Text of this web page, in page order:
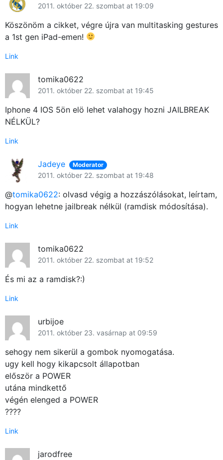
2011. október 22. szombat at 19:09
Köszönöm a cikket, végre újra van multitasking gestures
a 1st gen iPad-emen!
Link
tomika0622
2011. október 22. szombat at 19:45
Iphone 4 IOS 5ön elö lehet valahogy hozni JAILBREAK
NÉLKÜL?
Link
Jadeye Moderator
2011. október 22. szombat at 19:48
@tomika0622: olvasd végig a hozzászólásokat, leírtam,
hogyan lehetne jailbreak nélkül (ramdisk módosítása).
Link
tomika0622
2011. október 22. szombat at 19:52
És mi az a ramdisk?:)
Link
urbijoe
2011. október 23. vasárnap at 09:59
sehogy nem sikerül a gombok nyomogatása.
ugy kell hogy kikapcsolt állapotban
először a POWER
utána mindkettő
végén elenged a POWER
????
Link
jarodfree